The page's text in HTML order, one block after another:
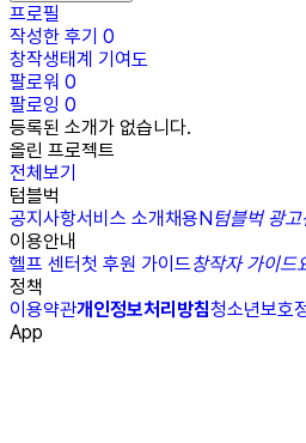
프로필
작성한 후기 0
창작생태계 기여도
팔로워 0
팔로잉 0
등록된 소개가 없습니다.
올린 프로젝트
전체보기
텀블벅
공지사항서비스 소개채용N텀블벅 광
이용안내
헬프 센터첫 후원 가이드창작자 가이드
정책
이용약관개인정보처리방침청소년보호
App